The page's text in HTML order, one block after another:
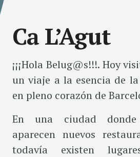
Ca L’Agut
¡¡¡Hola Belug@s!!!. Hoy
un viaje a la esencia de
en pleno corazón de
En una ciudad donde
aparecen nuevos
todavía existen